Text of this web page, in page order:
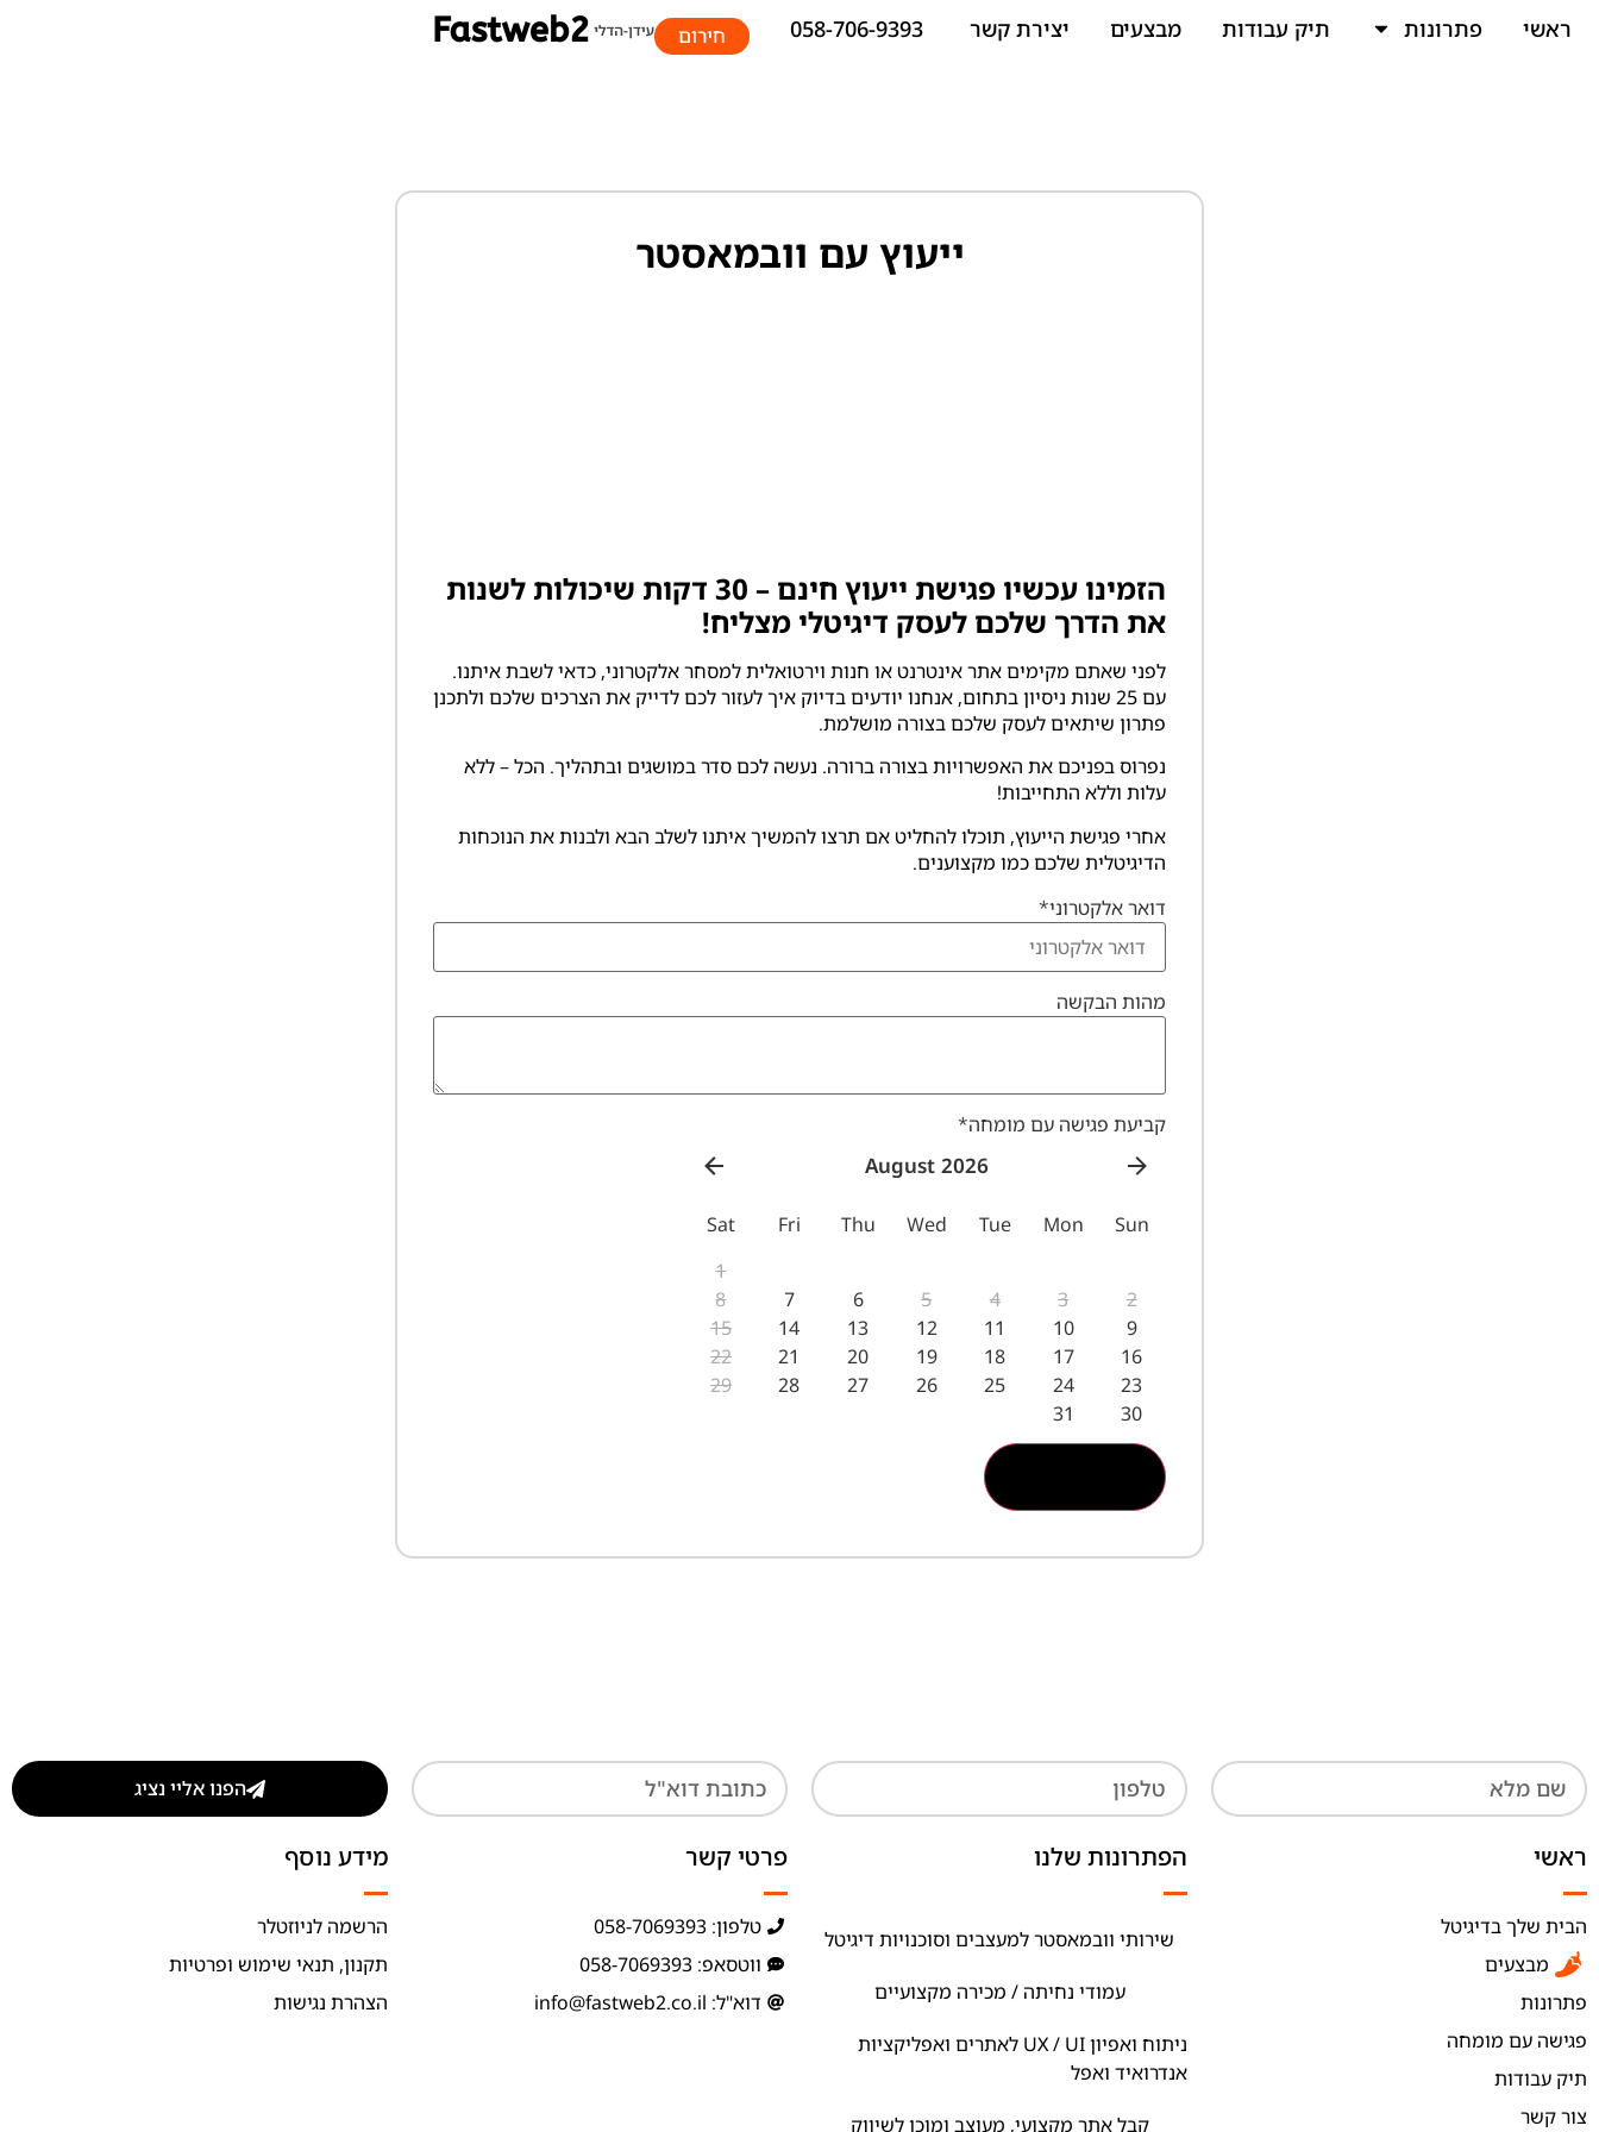
ראשי פתרונות תיק עבודות מבצעים יצירת קשר חירום
ייעוץ עם וובמאסטר
הזמינו עכשיו פגישת ייעוץ חינם – 30 דקות שיכולות לשנות
את הדרך שלכם לעסק דיגיטלי מצליח!
לפני שאתם מקימים אתר אינטרנט או חנות וירטואלית למסחר אלקטרוני, כדאי לשבת איתנו.
עם 25 שנות ניסיון בתחום, אנחנו יודעים בדיוק איך לעזור לכם לדייק את הצרכים שלכם ולתכנן
פתרון שיתאים לעסק שלכם בצורה מושלמת.
נפרוס בפניכם את האפשרויות בצורה ברורה. נעשה לכם סדר במושגים ובתהליך. הכל – ללא
עלות וללא התחייבות!
אחרי פגישת הייעוץ, תוכלו להחליט אם תרצו להמשיך איתנו לשלב הבא ולבנות את הנוכחות
הדיגיטלית שלכם כמו מקצוענים.
דואר אלקטרוני*
מהות הבקשה
קביעת פגישה עם מומחה*
August 2026
Sun
Mon
Tue
Wed
Thu
Fri
Sat
1
2
3
4
5
6
7
8
9
10
11
12
13
14
15
16
17
18
19
20
21
22
23
24
25
26
27
28
29
30
31
הפנו אליי נציג
ראשי
הבית שלך בדיגיטל
מבצעים
פתרונות
פגישה עם מומחה
תיק עבודות
צור קשר
הפתרונות שלנו
שירותי וובמאסטר למעצבים וסוכנויות דיגיטל
עמודי נחיתה / מכירה מקצועיים
ניתוח ואפיון UX / UI לאתרים ואפליקציות
אנדרואיד ואפל
קבל אתר מקצועי, מעוצב ומוכן לשיווק
פרטי קשר
טלפון: 058-7069393
ווטסאפ: 058-7069393
דוא"ל: info@fastweb2.co.il
מידע נוסף
הרשמה לניוזטלר
תקנון, תנאי שימוש ופרטיות
הצהרת נגישות